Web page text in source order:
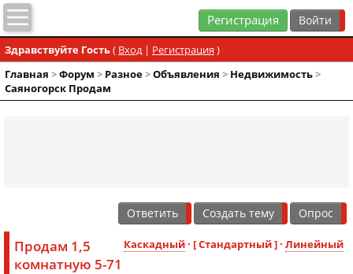
Регистрация
Здравствуйте Гость( Вход| Регистрация )
Главная >Форум > Разное>Объявления > Недвижимость>
Саяногорск Продам
Ответить Создать тему Опрос
Каскадный· [ Стандартный ] · Линейный
Продам 1,5
комнатную 5-71